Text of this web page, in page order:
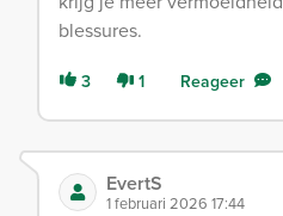
blessures.
3 1 Reageer
EvertS
1 februari 2026 17:44